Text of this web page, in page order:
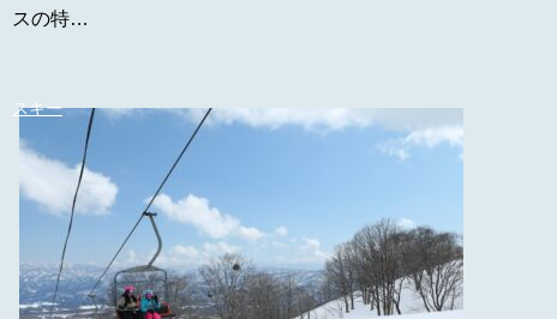
スの特…
スキー